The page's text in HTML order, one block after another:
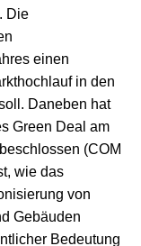
zum
Die
einen
in den
Daneben hat
Green Deal am
(COM
wie das
von
Gebäuden
Bedeutung